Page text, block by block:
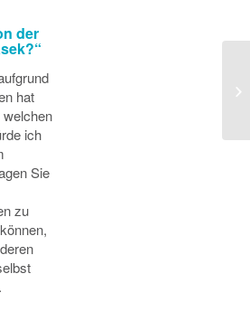
der
hat
ich
Sie
zu